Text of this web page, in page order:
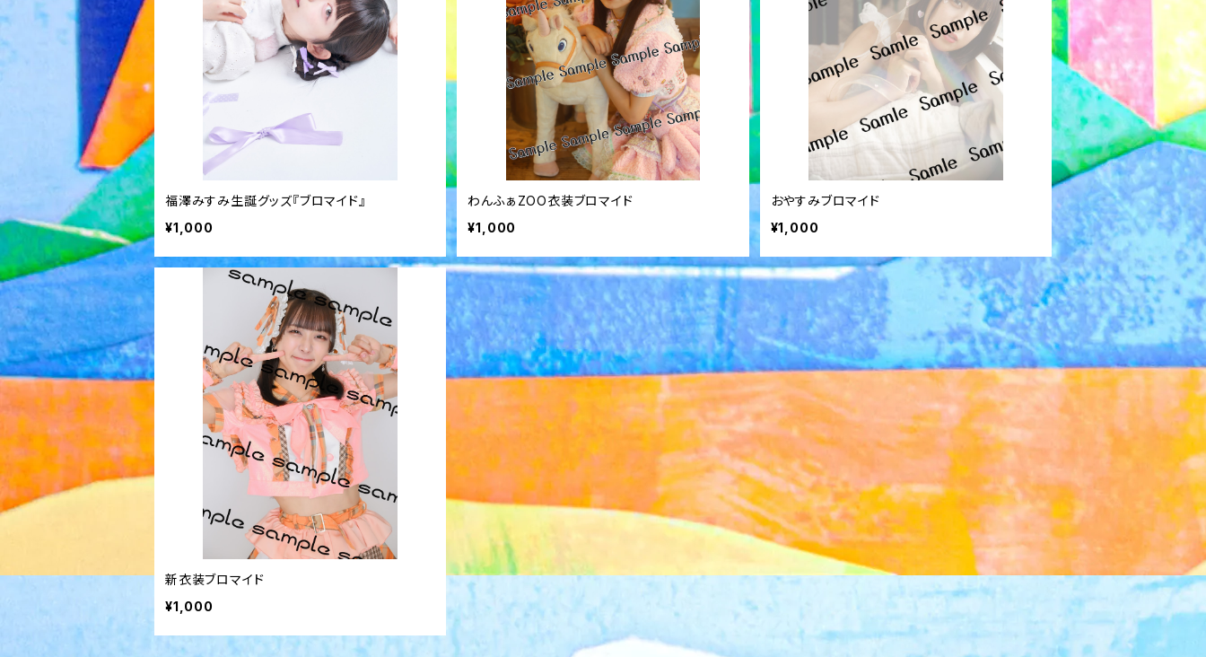
福澤みすみ生誕グッズ『ブロマイド』
¥1,000
わんふぁZOO衣装ブロマイド
¥1,000
おやすみブロマイド
¥1,000
新衣装ブロマイド
¥1,000